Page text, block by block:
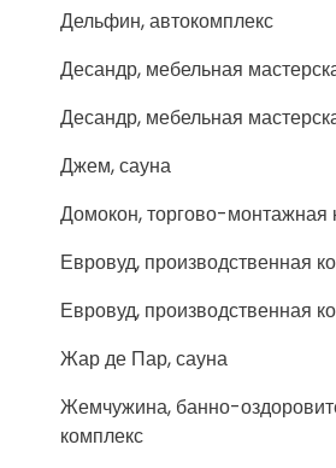
Дельфин, автокомплекс
Десандр, мебельная
Десандр, мебельная
Джем, сауна
Домокон, торгово-монтажная
Евровуд, производственная
Евровуд, производственная
Жар де Пар, сауна
Жемчужина, банно-
комплекс